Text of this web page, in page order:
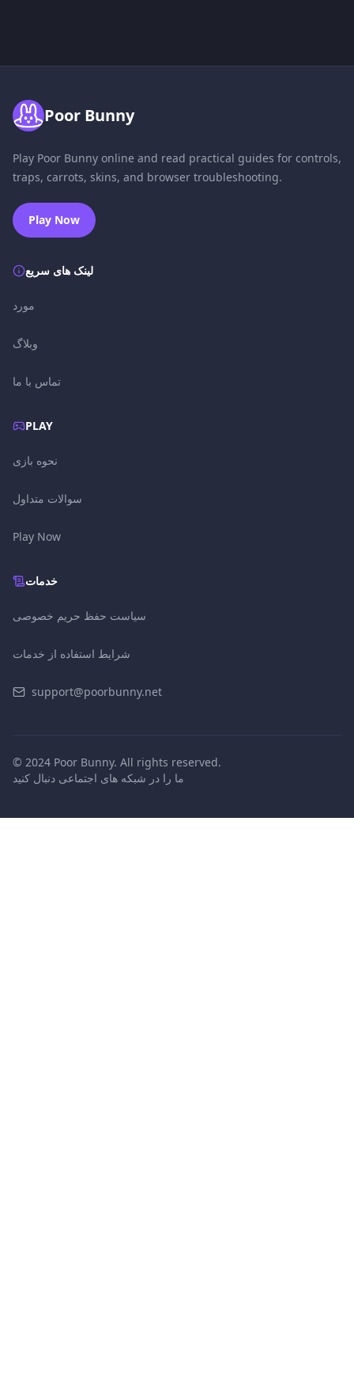
Poor Bunny
Play Poor Bunny online and read practical guides for controls,
traps, carrots, skins, and browser troubleshooting.
Play Now
لینک های سریع
مورد
وبلاگ
تماس با ما
PLAY
نحوه بازی
سوالات متداول
Play Now
خدمات
سیاست حفظ حریم خصوصی
شرایط استفاده از خدمات
support@poorbunny.net
© 2024 Poor Bunny. All rights reserved.
ما را در شبکه های اجتماعی دنبال کنید